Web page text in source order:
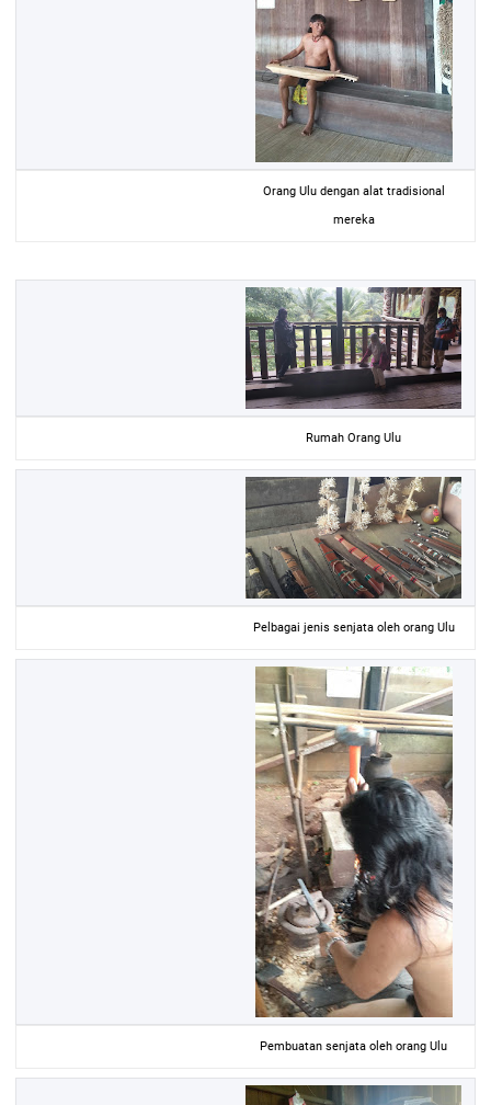
Orang Ulu dengan alat tradisional
mereka
Rumah Orang Ulu
Pelbagai jenis senjata oleh orang Ulu
Pembuatan senjata oleh orang Ulu